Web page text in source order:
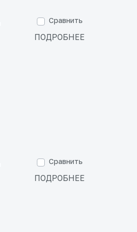
Сравнить
ПОДРОБНЕЕ
Сравнить
ПОДРОБНЕЕ